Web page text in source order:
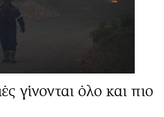
γίνονται όλο και πιο